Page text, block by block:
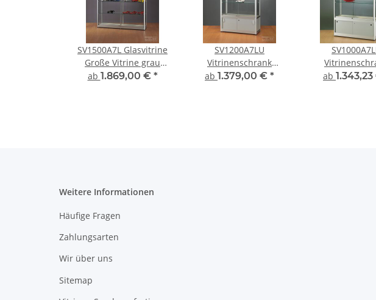
SV1500A7L Glasvitrine
Große Vitrine grau
Ausstellungsvitrine
ab 1.869,00 € *
SV1200A7LU
Vitrinenschrank
Glasvitrine Vitrine mit
ab 1.379,00 € *
Glasvitrine
ab
Weitere Informationen
Häufige Fragen
Zahlungsarten
Wir über uns
Sitemap